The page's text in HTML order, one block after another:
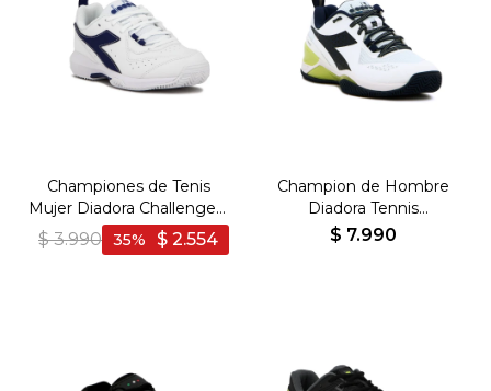
Championes de Tenis
Mujer Diadora Challenge 5
- Blanco-Azul
$ 3.990 $ 2.554
35
Champion de Hombre
Diadora Tennis
BLUSHIELD TORNEO 2
$ 7.990